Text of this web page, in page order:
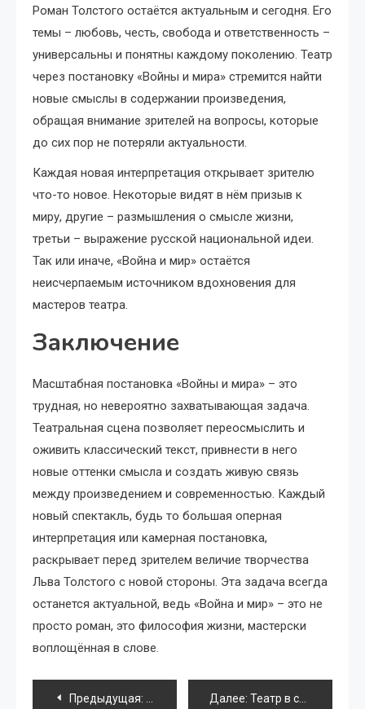
Роман Толстого остаётся актуальным и сегодня. Его
темы – любовь, честь, свобода и ответственность –
универсальны и понятны каждому поколению. Театр
через постановку «Войны и мира» стремится найти
новые смыслы в содержании произведения,
обращая внимание зрителей на вопросы, которые
до сих пор не потеряли актуальности.
Каждая новая интерпретация открывает зрителю
что-то новое. Некоторые видят в нём призыв к
миру, другие – размышления о смысле жизни,
третьи – выражение русской национальной идеи.
Так или иначе, «Война и мир» остаётся
неисчерпаемым источником вдохновения для
мастеров театра.
Заключение
Масштабная постановка «Войны и мира» – это
трудная, но невероятно захватывающая задача.
Театральная сцена позволяет переосмыслить и
оживить классический текст, привнести в него
новые оттенки смысла и создать живую связь
между произведением и современностью. Каждый
новый спектакль, будь то большая оперная
интерпретация или камерная постановка,
раскрывает перед зрителем величие творчества
Льва Толстого с новой стороны. Эта задача всегда
останется актуальной, ведь «Война и мир» – это не
просто роман, это философия жизни, мастерски
воплощённая в слове.
Навигация
Предыдущая: «Портрет Дориана Грея» —
Далее: Театр в стиле Vaporwave: ностальгия по будущему и ретро-эстетика